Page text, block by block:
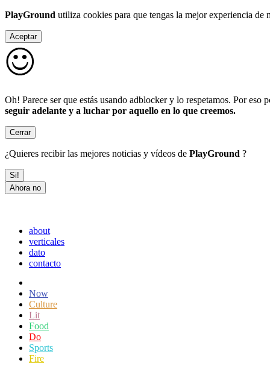
PlayGround utiliza cookies para que tengas la mejor experiencia de
Aceptar
Oh! Parece ser que estás usando adblocker y lo respetamos. Por
seguir adelante y a luchar por aquello en lo que creemos.
Cerrar
¿Quieres recibir las mejores noticias y vídeos de PlayGround ?
Si!
Ahora no
about
verticales
dato
contacto
Now
Culture
Lit
Food
Do
Sports
Fire